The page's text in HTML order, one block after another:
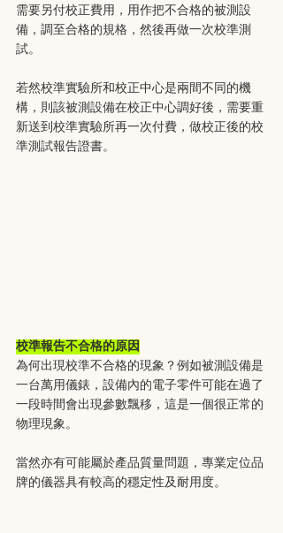
需要另付校正費用，用作把不合格的被測設
備，調至合格的規格，然後再做一次校準測
試。
若然校準實驗所和校正中心是兩間不同的機
構，則該被測設備在校正中心調好後，需要重
新送到校準實驗所再一次付費，做校正後的校
準測試報告證書。
校準報告不合格的原因
為何出現校準不合格的現象？例如被測設備是
一台萬用儀錶，設備內的電子零件可能在過了
一段時間會出現參數飄移，這是一個很正常的
物理現象。
當然亦有可能屬於產品質量問題，專業定位品
牌的儀器具有較高的穩定性及耐用度。